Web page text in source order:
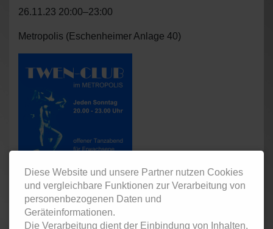
26.11.23 20:00–23:00
Metropolis (Eschenheimer Anlage 40)
Tanzveranstaltung sowohl für Kursteilnehmer der
Tanzschule und Externe Tänzerinnen und Tänzer im
Rhein-Main-Gebiet. 18 bis 100+ Jahre
Diese Website und unsere Partner nutzen Cookies
und vergleichbare Funktionen zur Verarbeitung von
personenbezogenen Daten und
Geräteinformationen.
Die Verarbeitung dient der Einbindung von Inhalten,